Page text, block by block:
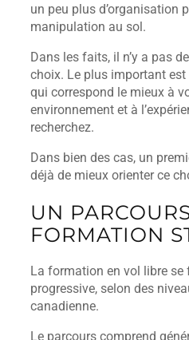
un peu plus d’organisation
manipulation au sol.
Dans les faits, il n’y a pas
choix. Le plus important
qui correspond le mieux à
environnement et à
recherchez.
Dans bien des cas, un
déjà de mieux orienter ce
UN
FORMATION
La formation en vol libre se
progressive, selon des
canadienne.
Le parcours comprend